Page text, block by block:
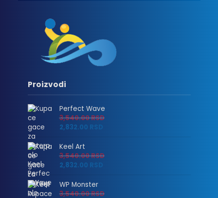
Proizvodi
Perfect Wave
3,540.00RSD
2,832.00 RSD
Keel Art
3,540.00RSD
2,832.00 RSD
WP Monster
3,540.00RSD